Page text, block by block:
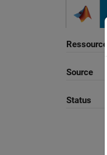
Ressource
Source
Status